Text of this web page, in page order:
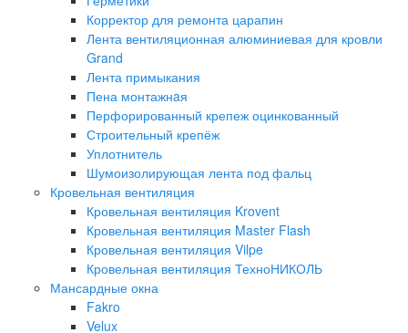
Корректор для ремонта царапин
Лента вентиляционная алюминиевая для кровли
Grand
Лента примыкания
Пена монтажнaя
Перфорированный крепеж оцинкованный
Строительный крепёж
Уплотнитель
Шумоизолирующая лента под фальц
Кровельная вентиляция
Кровельная вентиляция Krovent
Кровельная вентиляция Master Flash
Кровельная вентиляция Vilpe
Кровельная вентиляция ТехноНИКОЛЬ
Мансардные окна
Fakro
Velux